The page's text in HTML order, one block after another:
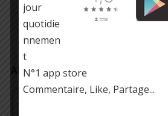
APPLICATION MOBILE/TABLETTE
Gratuit !Infos
jour
quotidie
nnemen
t
N°1 app store
Commentaire, Like, Partage...